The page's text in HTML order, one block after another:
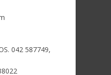
042 587749,